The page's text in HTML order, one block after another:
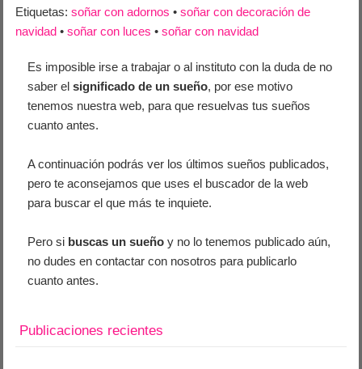
Etiquetas:soñar con adornos •soñar con decoración de
navidad •soñar con luces •soñar con navidad
Es imposible irse a trabajar o al instituto con la duda de no
saber elsignificado de un sueño, por ese motivo
tenemos nuestra web, para que resuelvas tus sueños
cuanto antes.
A continuación podrás ver los últimos sueños publicados,
pero te aconsejamos que uses el buscador de la web
para buscar el que más te inquiete.
Pero si buscas un sueño y no lo tenemos publicado aún,
no dudes en contactar con nosotros para publicarlo
cuanto antes.
Publicaciones recientes